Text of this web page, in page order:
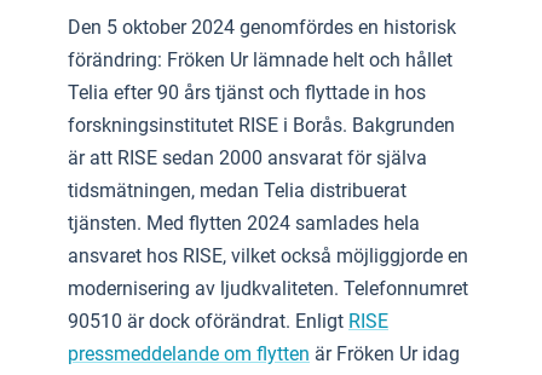
Den 5 oktober 2024 genomfördes en historisk
förändring: Fröken Ur lämnade helt och hållet
Telia efter 90 års tjänst och flyttade in hos
forskningsinstitutet RISE i Borås. Bakgrunden
är att RISE sedan 2000 ansvarat för själva
tidsmätningen, medan Telia distribuerat
tjänsten. Med flytten 2024 samlades hela
ansvaret hos RISE, vilket också möjliggjorde en
modernisering av ljudkvaliteten. Telefonnumret
90510 är dock oförändrat. Enligt RISE
pressmeddelande om flytten är Fröken Ur idag